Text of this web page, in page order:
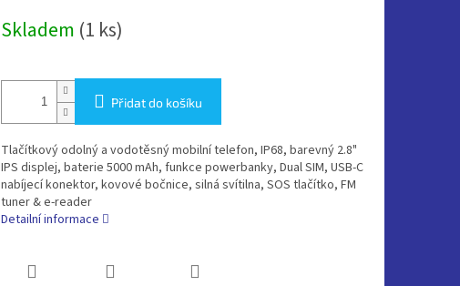
cena:
Skladem (1 ks)
Přidat do košíku
Tlačítkový odolný a vodotěsný mobilní telefon, IP68, barevný 2.8"
IPS displej, baterie 5000 mAh, funkce powerbanky, Dual SIM, USB-C
nabíjecí konektor, kovové bočnice, silná svítilna, SOS tlačítko, FM
tuner & e-reader
Detailní informace